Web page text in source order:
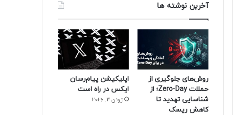
آخرین نوشته ها
روش‌های جلوگیری از
حملات Zero-Day؛ از
شناسایی تهدید تا
کاهش ریسک
اپلیکیشن پیام‌رسان
ایکس در راه است
ژوئن 3, 2026